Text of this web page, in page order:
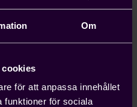
Om
cookies
för att anpassa innehållet
funktioner för sociala
MUF
CUF